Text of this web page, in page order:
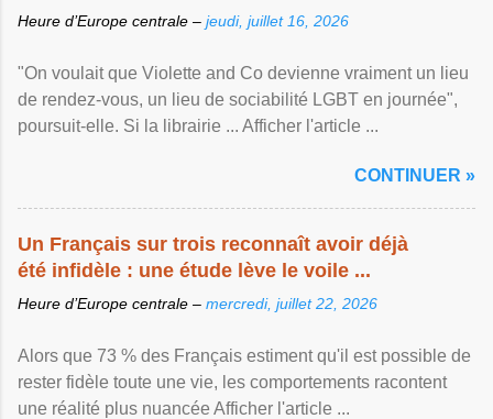
Heure d’Europe centrale – jeudi, juillet 16, 2026
"On voulait que Violette and Co devienne vraiment un lieu
de rendez-vous, un lieu de sociabilité LGBT en journée",
poursuit-elle. Si la librairie ... Afficher l'article ...
CONTINUER »
Un Français sur trois reconnaît avoir déjà
été infidèle : une étude lève le voile ...
Heure d’Europe centrale – mercredi, juillet 22, 2026
Alors que 73 % des Français estiment qu'il est possible de
rester fidèle toute une vie, les comportements racontent
une réalité plus nuancée Afficher l'article ...